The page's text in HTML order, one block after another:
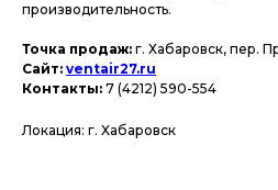
производительность.
Точка продаж: г. Хабаровск, пер.
Сайт: ventair27.ru
Контакты: 7 (4212) 590-554
Локация: г. Хабаровск